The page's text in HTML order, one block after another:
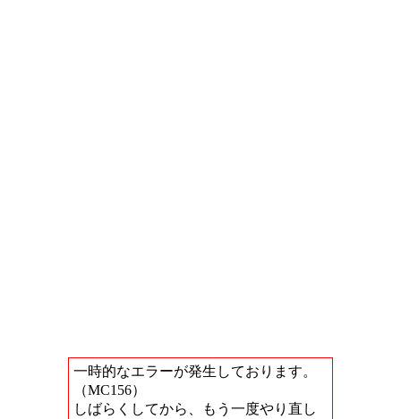
一時的なエラーが発生しております。
（MC156）
しばらくしてから、もう一度やり直し